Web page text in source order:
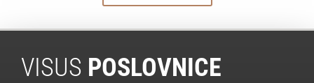
VISUS POSLOVNICE